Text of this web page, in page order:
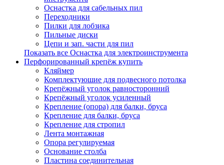
Оснастка для сабельных пил
Переходники
Пилки для лобзика
Пильные диски
Цепи и зап. части для пил
Показать все Оснастка для электроинструмента
Перфорированный крепёж купить
Кляймер
Комплектуюшие для подвесного потолка
Крепёжный уголок равносторонний
Крепёжный уголок усиленный
Крепление (опора) для балки, бруса
Крепление для балки, бруса
Крепление для стропил
Лента монтажная
Опора регулируемая
Основание столба
Пластина соединительная